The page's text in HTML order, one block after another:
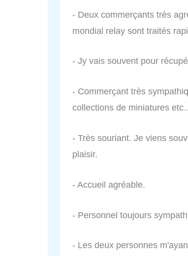
- Deux commerçants très
mondial relay sont traités
- Jy vais souvent pour
- Commerçant très
collections de miniatures
- Très souriant. Je viens
plaisir.
- Accueil agréable.
- Personnel toujours
- Les deux personnes